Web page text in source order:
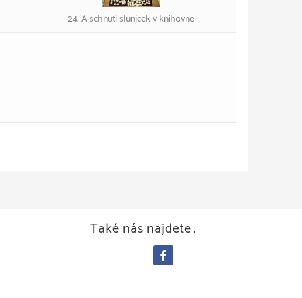
24. A schnuti slunicek v knihovne
Také nás najdete…
facebook